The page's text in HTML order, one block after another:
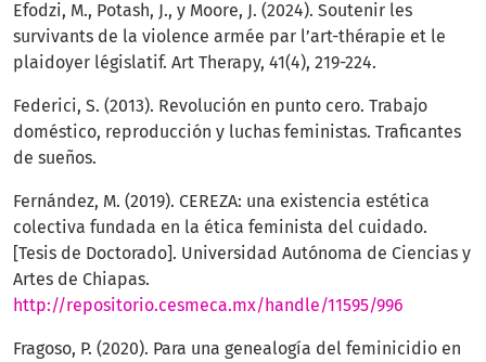
Efodzi, M., Potash, J., y Moore, J. (2024). Soutenir les
survivants de la violence armée par l’art-thérapie et le
plaidoyer législatif. Art Therapy, 41(4), 219-224.
Federici, S. (2013). Revolución en punto cero. Trabajo
doméstico, reproducción y luchas feministas. Traficantes
de sueños.
Fernández, M. (2019). CEREZA: una existencia estética
colectiva fundada en la ética feminista del cuidado.
[Tesis de Doctorado]. Universidad Autónoma de Ciencias y
Artes de Chiapas.
http://repositorio.cesmeca.mx/handle/11595/996
Fragoso, P. (2020). Para una genealogía del feminicidio en